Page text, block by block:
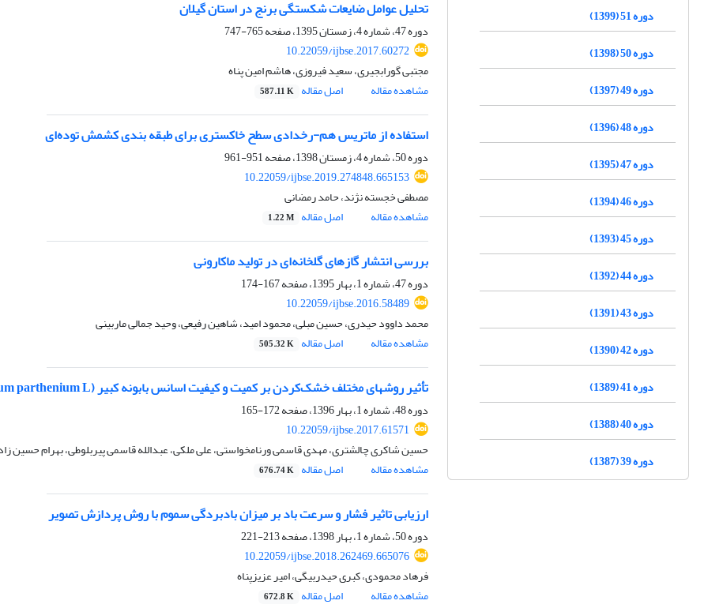
تحلیل عوامل ضایعات شکستگی برنج در استان گیلان
دوره 47، شماره 4، زمستان 1395، صفحه
765-747
10.22059/ijbse.2017.60272
مجتبی گورابجیری، سعید فیروزی، هاشم امین پناه
مشاهده مقاله
اصل مقاله 587.11 K
استفاده از ماتریس هم-رخدادی سطح خاکستری برای طبقه بندی کشمش توده‌ای‌
دوره 50، شماره 4، زمستان 1398، صفحه
951-961
10.22059/ijbse.2019.274848.665153
مصطفی خجسته نژند، حامد رمضانی
مشاهده مقاله
اصل مقاله 1.22 M
بررسی انتشار گازهای گلخانه‌ای در تولید ماکارونی
دوره 47، شماره 1، بهار 1395، صفحه
167-174
10.22059/ijbse.2016.58489
محمد داوود حیدری، حسین مبلی، محمود امید، شاهین رفیعی، وحید جمالی ماربینی
مشاهده مقاله
اصل مقاله 505.32 K
تأثیر روشهای مختلف خشک‌کردن بر کمیت و کیفیت اسانس بابونه کبیر (Tanacetum parthenium L.)
دوره 48، شماره 1، بهار 1396، صفحه
172-165
10.22059/ijbse.2017.61571
حسین شاکری چالشتری، مهدی قاسمی ورنامخواستی، علی ملکی، عبدالله قاسمی پیربلوطی، بهرام حسین
مشاهده مقاله
اصل مقاله 676.74 K
ارزیابی تاثیر فشار و سرعت باد بر میزان بادبردگی سموم با روش پردازش تصویر
دوره 50، شماره 1، بهار 1398، صفحه
213-221
10.22059/ijbse.2018.262469.665076
فرهاد محمودی، کبری حیدربیگی، امیر عزیزپناه
مشاهده مقاله
اصل مقاله 672.8 K
دوره 51 (1399)
دوره 50 (1398)
دوره 49 (1397)
دوره 48 (1396)
دوره 47 (1395)
دوره 46 (1394)
دوره 45 (1393)
دوره 44 (1392)
دوره 43 (1391)
دوره 42 (1390)
دوره 41 (1389)
دوره 40 (1388)
دوره 39 (1387)